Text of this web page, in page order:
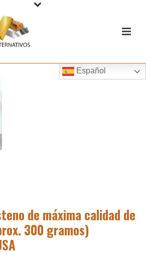
Español
de máxima calidad de
300 gramos)